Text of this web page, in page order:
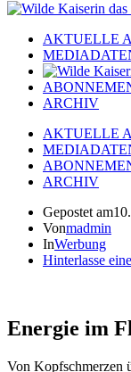
AKTUELLE
ARCHIV
AKTUELLE
ARCHIV
Gepostet am
Vonmadmin
InWerbung
Hinterlasse
Energie im
Von Kopfschmerzen